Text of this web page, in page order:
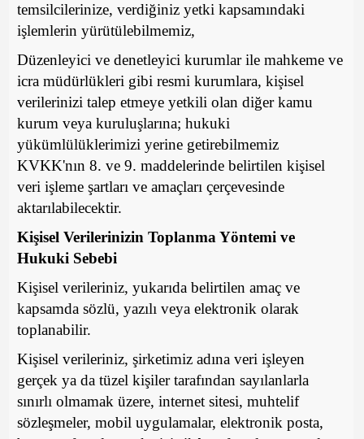
temsilcilerinize, verdiğiniz yetki kapsamındaki
işlemlerin yürütülebilmemiz,
Düzenleyici ve denetleyici kurumlar ile mahkeme ve
icra müdürlükleri gibi resmi kurumlara, kişisel
verilerinizi talep etmeye yetkili olan diğer kamu
kurum veya kuruluşlarına; hukuki
yükümlülüklerimizi yerine getirebilmemiz
KVKK'nın 8. ve 9. maddelerinde belirtilen kişisel
veri işleme şartları ve amaçları çerçevesinde
aktarılabilecektir.
Kişisel Verilerinizin Toplanma Yöntemi ve
Hukuki Sebebi
Kişisel verileriniz, yukarıda belirtilen amaç ve
kapsamda sözlü, yazılı veya elektronik olarak
toplanabilir.
Kişisel verileriniz, şirketimiz adına veri işleyen
gerçek ya da tüzel kişiler tarafından sayılanlarla
sınırlı olmamak üzere, internet sitesi, muhtelif
sözleşmeler, mobil uygulamalar, elektronik posta,